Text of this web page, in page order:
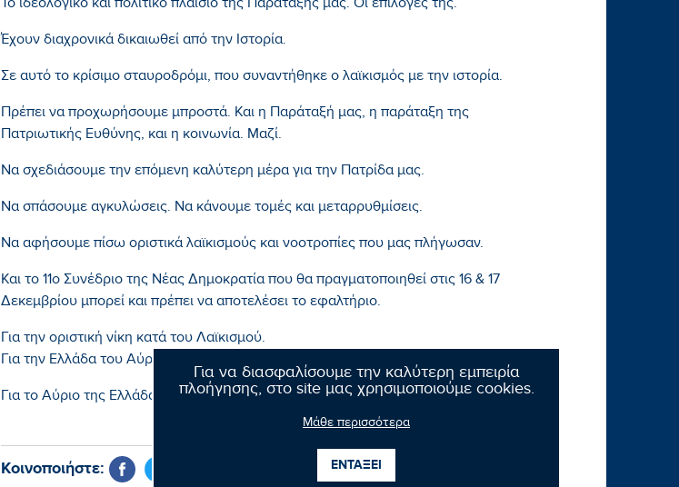
Για να διασφαλίσουμε την καλύτερη εμπειρία
πλοήγησης, στο site μας χρησιμοποιούμε cookies.
Μάθε περισσότερα
ΕΝΤΑΞΕΙ
Το ιδεολογικό και πολιτικό πλαίσιο της Παράταξής μας. Οι επιλογές της.
Έχουν διαχρονικά δικαιωθεί από την Ιστορία.
Σε αυτό το κρίσιμο σταυροδρόμι, που συναντήθηκε ο λαϊκισμός με την ιστορία.
Πρέπει να προχωρήσουμε μπροστά. Και η Παράταξή μας, η παράταξη της
Πατριωτικής Ευθύνης, και η κοινωνία. Μαζί.
Να σχεδιάσουμε την επόμενη καλύτερη μέρα για την Πατρίδα μας.
Να σπάσουμε αγκυλώσεις. Να κάνουμε τομές και μεταρρυθμίσεις.
Να αφήσουμε πίσω οριστικά λαϊκισμούς και νοοτροπίες που μας πλήγωσαν.
Και το 11ο Συνέδριο της Νέας Δημοκρατία που θα πραγματοποιηθεί στις 16 & 17
Δεκεμβρίου μπορεί και πρέπει να αποτελέσει το εφαλτήριο.
Για την οριστική νίκη κατά του Λαϊκισμού.
Για την Ελλάδα του Αύριο.
Για το Αύριο της Ελλάδας.»
Κοινοποιήστε: